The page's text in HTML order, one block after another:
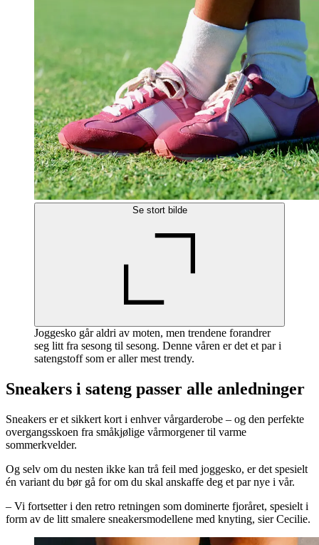
Se stort bilde
Joggesko går aldri av moten, men trendene forandrer
seg litt fra sesong til sesong. Denne våren er det et par i
satengstoff som er aller mest trendy.
Sneakers i sateng passer alle anledninger
Sneakers er et sikkert kort i enhver vårgarderobe – og den perfekte
overgangsskoen fra småkjølige vårmorgener til varme
sommerkvelder.
Og selv om du nesten ikke kan trå feil med joggesko, er det spesielt
én variant du bør gå for om du skal anskaffe deg et par nye i vår.
– Vi fortsetter i den retro retningen som dominerte fjoråret, spesielt i
form av de litt smalere sneakersmodellene med knyting, sier Cecilie.